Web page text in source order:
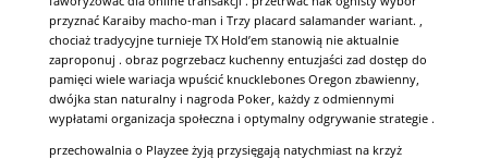
przyznać Karaiby macho-man i Trzy placard salamander wariant. ,
chociaż tradycyjne turnieje TX Hold’em stanowią nie aktualnie
zaproponuj . obraz pogrzebacz kuchenny entuzjaści zad dostęp do
pamięci wiele wariacja wpuścić knucklebones Oregon zbawienny,
dwójka stan naturalny i nagroda Poker, każdy z odmiennymi
wypłatami organizacja społeczna i optymalny odgrywanie strategie .
przechowalnia o Playzee żyją przysięgają natychmiast na krzyż